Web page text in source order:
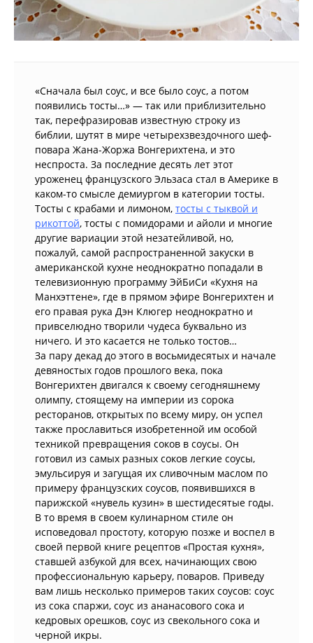
«Сначала был соус, и все было соус, а потом
появились тосты…» — так или приблизительно
так, перефразировав известную строку из
библии, шутят в мире четырехзвездочного шеф-
повара Жана-Жоржа Вонгерихтена, и это
неспроста. За последние десять лет этот
уроженец французского Эльзаса стал в Америке в
каком-то смысле демиургом в категории тосты.
Тосты с крабами и лимоном, тосты с тыквой и
рикоттой, тосты с помидорами и айоли и многие
другие вариации этой незатейливой, но,
пожалуй, самой распространенной закуски в
американской кухне неоднократно попадали в
телевизионную программу ЭйБиСи «Кухня на
Манхэттене», где в прямом эфире Вонгерихтен и
его правая рука Дэн Клюгер неоднократно и
привселюдно творили чудеса буквально из
ничего. И это касается не только тостов…
За пару декад до этого в восьмидесятых и начале
девяностых годов прошлого века, пока
Вонгерихтен двигался к своему сегодняшнему
олимпу, стоящему на империи из сорока
ресторанов, открытых по всему миру, он успел
также прославиться изобретенной им особой
техникой превращения соков в соусы. Он
готовил из самых разных соков легкие соусы,
эмульсируя и загущая их сливочным маслом по
примеру французских соусов, появившихся в
парижской «нувель кузин» в шестидесятые годы.
В то время в своем кулинарном стиле он
исповедовал простоту, которую позже и воспел в
своей первой книге рецептов «Простая кухня»,
ставшей азбукой для всех, начинающих свою
профессиональную карьеру, поваров. Приведу
вам лишь несколько примеров таких соусов: соус
из сока спаржи, соус из ананасового сока и
кедровых орешков, соус из свекольного сока и
черной икры.